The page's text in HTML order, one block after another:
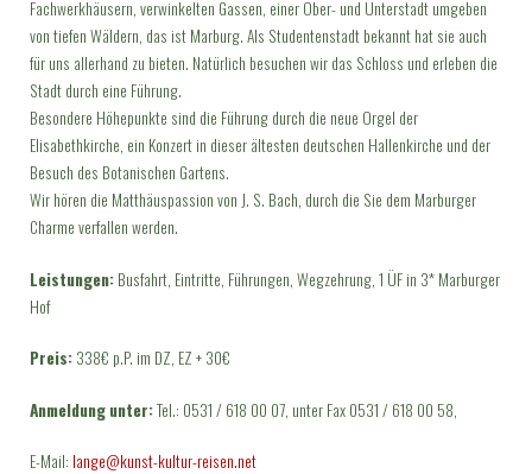
Fachwerkhäusern, verwinkelten Gassen, einer Ober- und Unterstadt umgeben
von tiefen Wäldern, das ist Marburg. Als Studentenstadt bekannt hat sie auch
für uns allerhand zu bieten. Natürlich besuchen wir das Schloss und erleben die
Stadt durch eine Führung.
Besondere Höhepunkte sind die Führung durch die neue Orgel der
Elisabethkirche, ein Konzert in dieser ältesten deutschen Hallenkirche und der
Besuch des Botanischen Gartens.
Wir hören die Matthäuspassion von J. S. Bach, durch die Sie dem Marburger
Charme verfallen werden.
Leistungen:Busfahrt, Eintritte, Führungen, Wegzehrung, 1 ÜF in 3* Marburger
Hof
Preis:338€ p.P. im DZ, EZ + 30€
Anmeldung unter:Tel.: 0531 / 618 00 07, unter Fax 0531 / 618 00 58,
E-Mail: lange@kunst-kultur-reisen.net